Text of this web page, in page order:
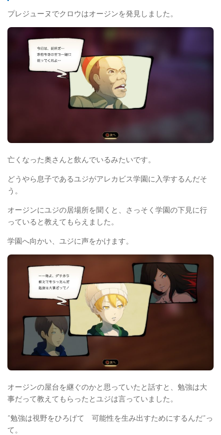
プレジューヌでクロウはオージンを発見しました。
亡くなった奥さんと飲んでいるみたいです。
どうやら息子であるユジがアレカビス学園に入学するんだそ
う。
オージンにユジの居場所を聞くと、さっそく学園の下見に行
っていると教えてもらえました。
学園へ向かい、ユジに声をかけます。
オージンの屋台を継ぐのかと思っていたと話すと、勉強は大
事だって教えてもらったとユジは言っていました。
”勉強は視野をひろげて 可能性を生み出すためにするんだ”っ
て。